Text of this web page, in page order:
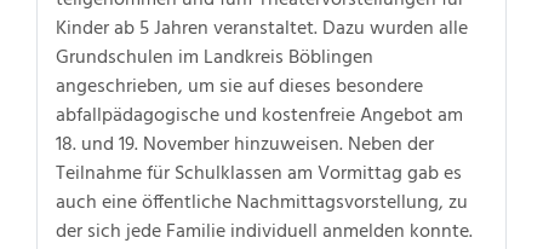
Kinder ab 5 Jahren veranstaltet. Dazu wurden alle
Grundschulen im Landkreis Böblingen
angeschrieben, um sie auf dieses besondere
abfallpädagogische und kostenfreie Angebot am
18. und 19. November hinzuweisen. Neben der
Teilnahme für Schulklassen am Vormittag gab es
auch eine öffentliche Nachmittagsvorstellung, zu
der sich jede Familie individuell anmelden konnte.